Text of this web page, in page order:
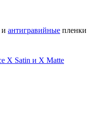
и антигравийные пленки